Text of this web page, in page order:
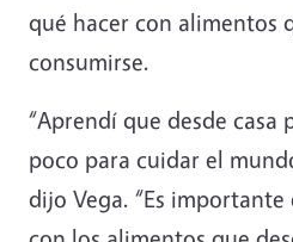
qué hacer con alimentos
consumirse.
“Aprendí que desde casa
poco para cuidar el
dijo Vega. “Es